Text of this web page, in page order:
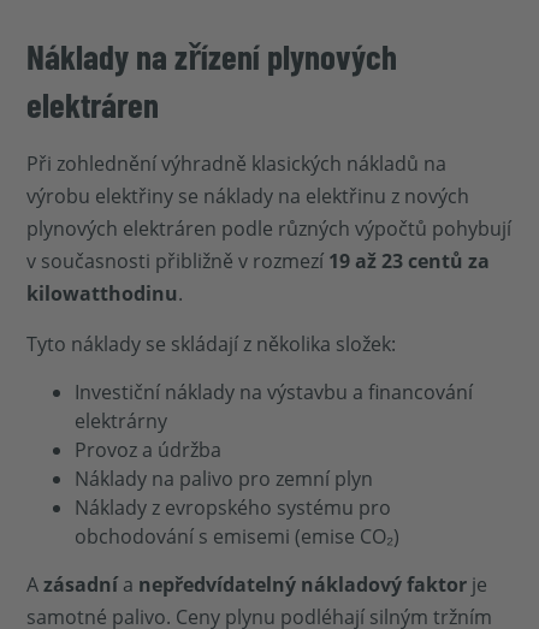
Náklady na zřízení plynových
elektráren
Při zohlednění výhradně klasických nákladů na
výrobu elektřiny se náklady na elektřinu z nových
plynových elektráren podle různých výpočtů pohybují
v současnosti přibližně v rozmezí 19 až 23 centů za
kilowatthodinu.
Tyto náklady se skládají z několika složek:
Investiční náklady na výstavbu a financování
elektrárny
Provoz a údržba
Náklady na palivo pro zemní plyn
Náklady z evropského systému pro
obchodování s emisemi (emise CO₂)
Azásadnía nepředvídatelný nákladový faktor je
samotné palivo. Ceny plynu podléhají silným tržním